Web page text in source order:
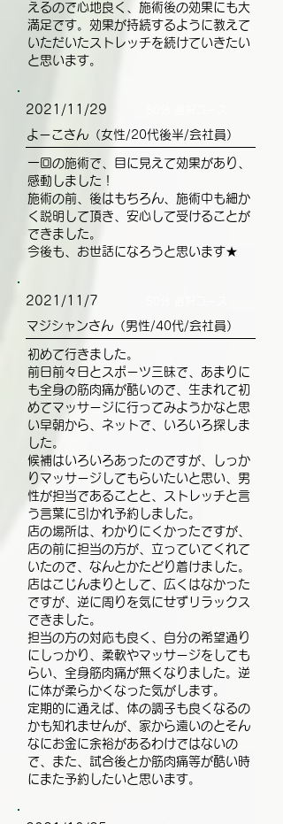
えるので心地良く、施術後の効果にも大
満足です。効果が持続するように教えて
いただいたストレッチを続けていきたい
と思います。
2021/11/29
よーこさん（女性/20代後半/会社員）
一回の施術で、目に見えて効果があり、
感動しました！
施術の前、後はもちろん、施術中も細か
く説明して頂き、安心して受けることが
できました。
今後も、お世話になろうと思います★
2021/11/7
マジシャンさん（男性/40代/会社員）
初めて行きました。
前日前々日とスポーツ三昧で、あまりに
も全身の筋肉痛が酷いので、生まれて初
めてマッサージに行ってみようかなと思
い早朝から、ネットで、いろいろ探しま
した。
候補はいろいろあったのですが、しっか
りマッサージしてもらいたいと思い、男
性が担当であることと、ストレッチと言
う言葉に引かれ予約しました。
店の場所は、わかりにくかったですが、
店の前に担当の方が、立っていてくれて
いたので、なんとかたどり着けました。
店はこじんまりとして、広くはなかった
ですが、逆に周りを気にせずリラックス
できました。
担当の方の対応も良く、自分の希望通り
にしっかり、柔軟やマッサージをしても
らい、全身筋肉痛が無くなりました。逆
に体が柔らかくなった気がします。
定期的に通えば、体の調子も良くなるの
かも知れませんが、家から遠いのとそん
なにお金に余裕があるわけではないの
で、また、試合後とか筋肉痛等が酷い時
にまた予約したいと思います。